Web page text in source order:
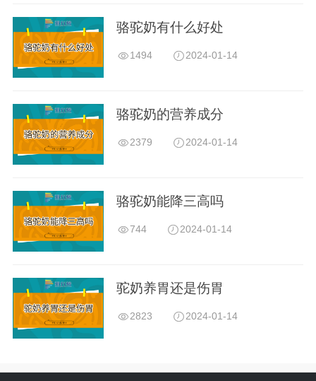
骆驼奶有什么好处
1494 2024-01-14
骆驼奶的营养成分
2379 2024-01-14
骆驼奶能降三高吗
744 2024-01-14
驼奶养胃还是伤胃
2823 2024-01-14